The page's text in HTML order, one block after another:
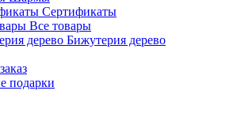
Сертификаты
Все товары
Бижутерия дерево
подарки